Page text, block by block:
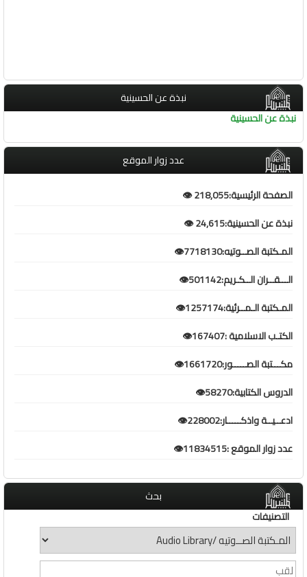
نبذة عن الحسينية
نبذة عن الحسينية
عدد زوار الموقع
الصفحة الرئيسية:218,055 👁️
نبذة عن الحسينية:24,615 👁️
المـكتبة الصــوتيه:7718130👁️
الـــقــران الــكـريم:501142👁️
المـكتبة الـمــرئية:1257174👁️
الكتـب الاسلامية :167407👁️
مكـــتبة الصـــــور:1661720👁️
الدروس الكتابية:58270👁️
ادعــيــة واذكـــــار:228002👁️
عدد زوار الموقع :11834515👁️
بحث
التصنيفات